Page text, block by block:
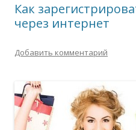
Как
через интернет
Добавить комментарий